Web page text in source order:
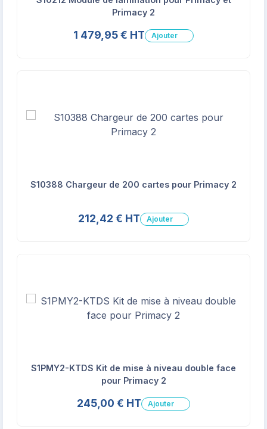
Primacy 2
1 479,95 € HT Ajouter
S10388 Chargeur de 200 cartes pour Primacy 2
212,42 € HT Ajouter
S1PMY2-KTDS Kit de mise à niveau double face
pour Primacy 2
245,00 € HT Ajouter